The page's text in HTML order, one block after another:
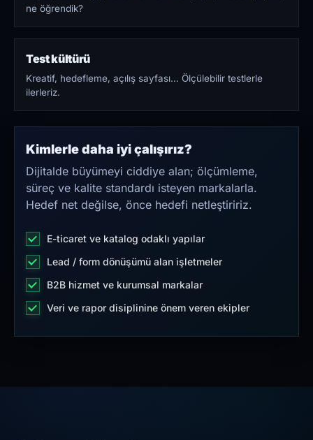
ne öğrendik?
Test kültürü
Kreatif, hedefleme, açılış sayfası… Ölçülebilir testlerle
ilerleriz.
Kimlerle daha iyi çalışırız?
Dijitalde büyümeyi ciddiye alan; ölçümleme,
süreç ve kalite standardı isteyen markalarla.
Hedef net değilse, önce hedefi netleştiririz.
E-ticaret ve katalog odaklı yapılar
Lead / form dönüşümü alan işletmeler
B2B hizmet ve kurumsal markalar
Veri ve rapor disiplinine önem veren ekipler